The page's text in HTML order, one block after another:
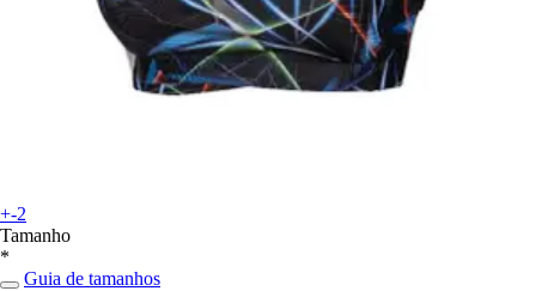
+-2
Tamanho
*
Guia de tamanhos